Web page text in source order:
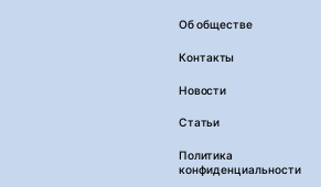
Об обществе
Контакты
Новости
Статьи
Политика
конфиденциальности